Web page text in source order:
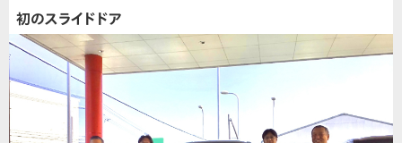
初のスライドドア